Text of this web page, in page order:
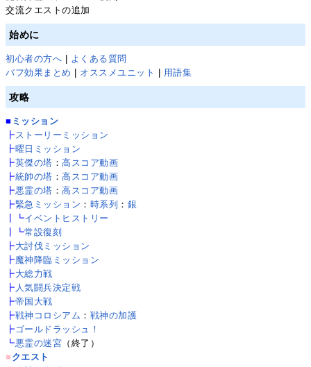
交流クエストの追加
始めに
初心者の方へ
よくある質問
バフ効果まとめ
オススメユニット 用語集
攻略
■ ミッション
┣ストーリーミッション
┣曜日ミッション
┣英傑の塔 ：高スコア動画
┣統帥の塔 ：高スコア動画
┣悪霊の塔 ：高スコア動画
┣緊急ミッション ： 時系列 ： 銀
┃┗イベントヒストリー
┃┗常設復刻
┣大討伐ミッション
┣魔神降臨ミッション
┣大総力戦
┣ 人気闘兵決定戦
┣帝国大戦
┣戦神コロシアム ： 戦神の加護
┣ゴールドラッシュ！
┗悪霊の迷宮 （終了）
■ クエスト